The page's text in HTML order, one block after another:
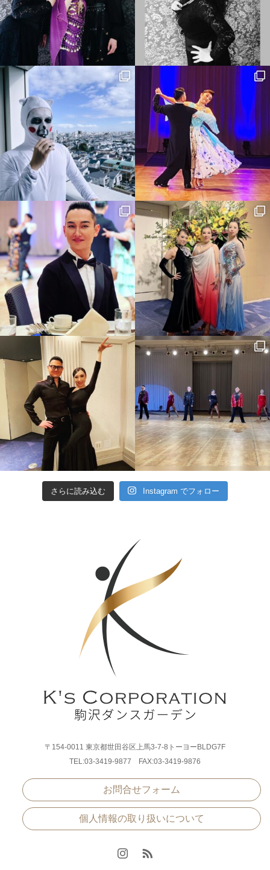
さらに読み込む Instagram でフォロー
〒154-0011 東京都世田谷区上馬3-7-8トーヨーBLDG7F
TEL:03-3419-9877 FAX:03-3419-9876
お問合せフォーム
個人情報の取り扱いについて